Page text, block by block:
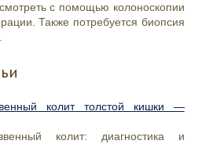
с помощью колоноскопии
Также потребуется биопсия
колит толстой кишки —
колит: диагностика и